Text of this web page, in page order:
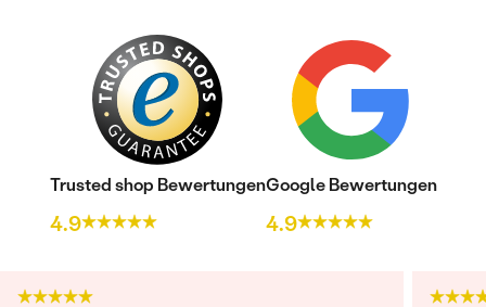
Trusted shop Bewertungen
4.9
Google Bewertungen
4.9